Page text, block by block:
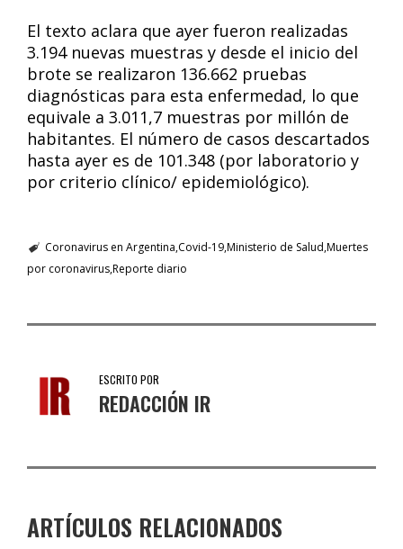
El texto aclara que ayer fueron realizadas
3.194 nuevas muestras y desde el inicio del
brote se realizaron 136.662 pruebas
diagnósticas para esta enfermedad, lo que
equivale a 3.011,7 muestras por millón de
habitantes. El número de casos descartados
hasta ayer es de 101.348 (por laboratorio y
por criterio clínico/ epidemiológico).
Coronavirus en Argentina Covid-19Ministerio de Salud Muertes
por coronavirusReporte diario
ESCRITO POR
REDACCIÓN IR
ARTÍCULOS RELACIONADOS